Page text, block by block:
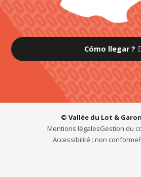
Cómo llegar ?
© Vallée du Lot &
Mentions légalesGestion du
Accessibilité : non conforme